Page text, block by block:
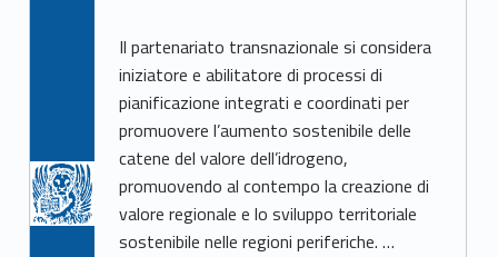
Il partenariato transnazionale si considera
iniziatore e abilitatore di processi di
pianificazione integrati e coordinati per
promuovere l’aumento sostenibile delle
catene del valore dell’idrogeno,
promuovendo al contempo la creazione di
valore regionale e lo sviluppo territoriale
sostenibile nelle regioni periferiche. …